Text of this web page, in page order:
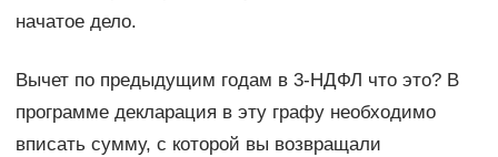
начатое дело.
Вычет по предыдущим годам в 3-НДФЛ что это? В
программе декларация в эту графу необходимо
вписать сумму, с которой вы возвращали